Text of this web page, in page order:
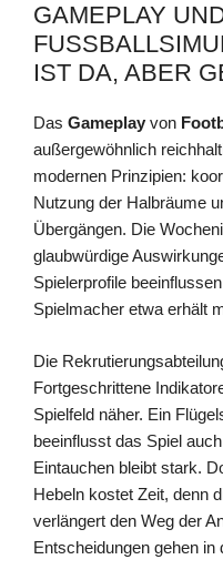
GAMEPLAY
ST DA, ABER
Das Gameplay von
außergewöhnlich
modernen Prinzipien:
Nutzung der Halbräume
Übergängen. Die
glaubwürdige
Spielerprofile
Spielmacher etwa erhält
Die
Fortgeschrittene
Spielfeld näher. Ein
beeinflusst das Spiel
Eintauchen bleibt stark.
Hebeln kostet Zeit, denn
verlängert den Weg der
Entscheidungen gehen in